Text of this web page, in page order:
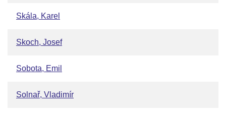
Skála, Karel
Skoch, Josef
Sobota, Emil
Solnař, Vladimír